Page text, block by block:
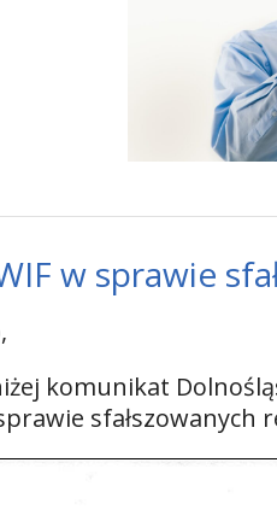
w sprawie
komunikat
sfałszowanych